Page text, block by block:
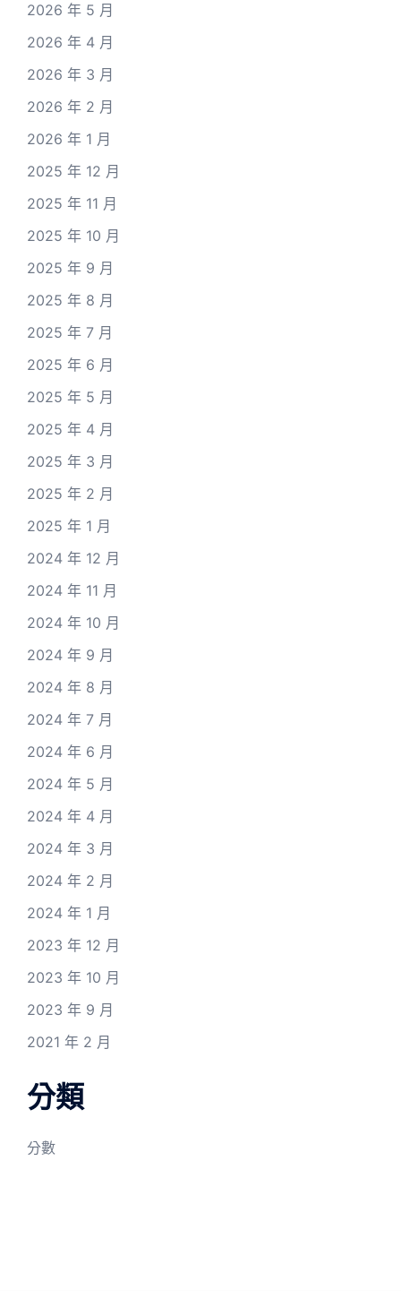
2026 年 5 月
2026 年 4 月
2026 年 3 月
2026 年 2 月
2026 年 1 月
2025 年 12 月
2025 年 11 月
2025 年 10 月
2025 年 9 月
2025 年 8 月
2025 年 7 月
2025 年 6 月
2025 年 5 月
2025 年 4 月
2025 年 3 月
2025 年 2 月
2025 年 1 月
2024 年 12 月
2024 年 11 月
2024 年 10 月
2024 年 9 月
2024 年 8 月
2024 年 7 月
2024 年 6 月
2024 年 5 月
2024 年 4 月
2024 年 3 月
2024 年 2 月
2024 年 1 月
2023 年 12 月
2023 年 10 月
2023 年 9 月
2021 年 2 月
分類
分數